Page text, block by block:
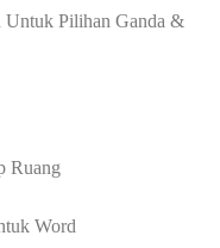
Untuk Pilihan Ganda &
Ruang
Word